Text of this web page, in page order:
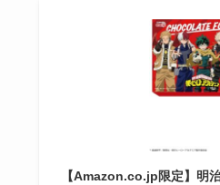
【Amazon.co.jp限定】明